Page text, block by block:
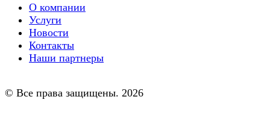
О компании
Услуги
Новости
Контакты
Наши партнеры
© Все права защищены. 2026